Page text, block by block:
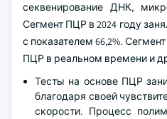
секвенирование ДНК,
Сегмент ПЦР в 2024 году
с показателем 66,2%.
ПЦР в реальном времени и
Тесты на основе ПЦР
благодаря своей
скорости. Процесс